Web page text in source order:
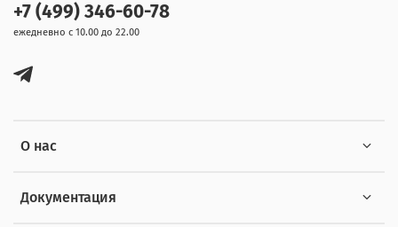
О нас
Документация
+7 (499) 346-60-78
ежедневно с 10.00 до 22.00